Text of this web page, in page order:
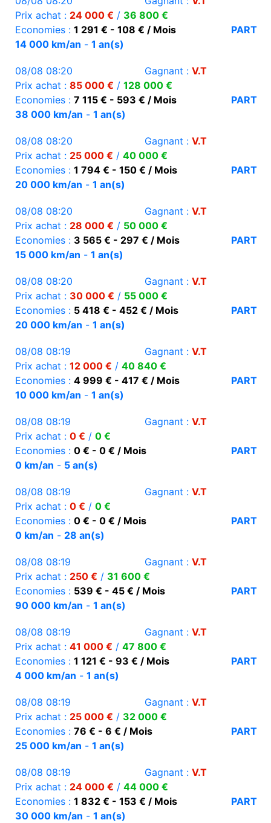
Prix achat : 24 000 € / 36 800 €
Economies : 1 291 € - 108 € / Mois
PART
14 000 km/an - 1 an(s)
08/08 08:20 Gagnant : V.T
Prix achat : 85 000 € / 128 000 €
Economies : 7 115 € - 593 € / Mois
PART
38 000 km/an - 1 an(s)
08/08 08:20 Gagnant : V.T
Prix achat : 25 000 € / 40 000 €
Economies : 1 794 € - 150 € / Mois
PART
20 000 km/an - 1 an(s)
08/08 08:20 Gagnant : V.T
Prix achat : 28 000 € / 50 000 €
Economies : 3 565 € - 297 € / Mois
PART
15 000 km/an - 1 an(s)
08/08 08:20 Gagnant : V.T
Prix achat : 30 000 € / 55 000 €
Economies : 5 418 € - 452 € / Mois
PART
20 000 km/an - 1 an(s)
08/08 08:19 Gagnant : V.T
Prix achat : 12 000 € / 40 840 €
Economies : 4 999 € - 417 € / Mois
PART
10 000 km/an - 1 an(s)
08/08 08:19 Gagnant : V.T
Prix achat : 0 € / 0 €
Economies : 0 € - 0 € / Mois
PART
0 km/an - 5 an(s)
08/08 08:19 Gagnant : V.T
Prix achat : 0 € / 0 €
Economies : 0 € - 0 € / Mois
PART
0 km/an - 28 an(s)
08/08 08:19 Gagnant : V.T
Prix achat : 250 € / 31 600 €
Economies : 539 € - 45 € / Mois
PART
90 000 km/an - 1 an(s)
08/08 08:19 Gagnant : V.T
Prix achat : 41 000 € / 47 800 €
Economies : 1 121 € - 93 € / Mois
PART
4 000 km/an - 1 an(s)
08/08 08:19 Gagnant : V.T
Prix achat : 25 000 € / 32 000 €
Economies : 76 € - 6 € / Mois
PART
25 000 km/an - 1 an(s)
08/08 08:19 Gagnant : V.T
Prix achat : 24 000 € / 44 000 €
Economies : 1 832 € - 153 € / Mois
PART
30 000 km/an - 1 an(s)